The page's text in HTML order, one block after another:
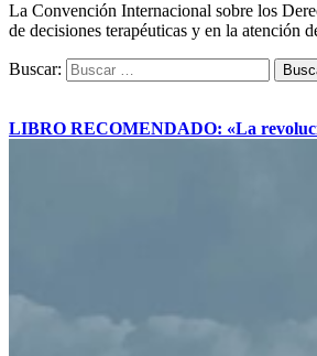
La Convención Internacional sobre los
de decisiones terapéuticas y en la atención
Buscar:
LIBRO RECOMENDADO: «La